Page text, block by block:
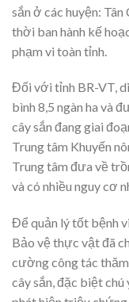
sắn ở các huyện: Tân
thời ban hành kế
phạm vi toàn tỉnh.
Đối với tỉnh BR-VT,
bình 8,5 ngàn ha và
cây sắn đang giai
Trung tâm Khuyến
Trung tâm đưa về
và có nhiều nguy cơ
Để quản lý tốt bệnh
Bảo vệ thực vật đã
cường công tác
cây sắn, đặc biệt